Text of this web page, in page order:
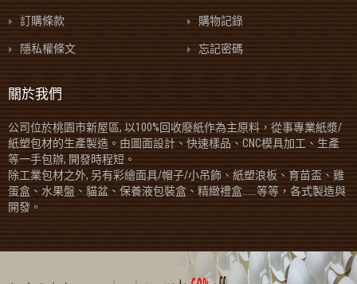
訂購條款
隱私權條文
購物記錄
忘記密碼
關於我們
公司位於桃園市新屋區, 以100%回收廢紙作為主原料，從事專業紙漿/
紙塑包材的生產製造。由圖面設計、快速樣品、CNC模具加工、生產
等一手包辦, 開發時程短。
除工業包材之外, 另有彩繪面具/帽子/小吊飾、紙塑浪板、育苗盃、雞
蛋盒、水果盤、貓盆、保養液包裝盒、精緻禮盒......等等，各式製造與
開發。